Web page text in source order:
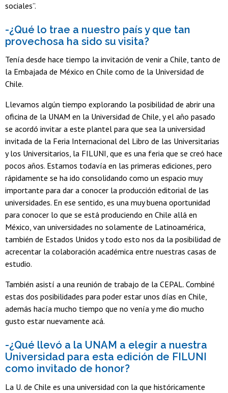
sociales”.
-¿Qué lo trae a nuestro país y que tan
provechosa ha sido su visita?
Tenía desde hace tiempo la invitación de venir a Chile, tanto de
la Embajada de México en Chile como de la Universidad de
Chile.
Llevamos algún tiempo explorando la posibilidad de abrir una
oficina de la UNAM en la Universidad de Chile, y el año pasado
se acordó invitar a este plantel para que sea la universidad
invitada de la Feria Internacional del Libro de las Universitarias
y los Universitarios, la FILUNI, que es una feria que se creó hace
pocos años. Estamos todavía en las primeras ediciones, pero
rápidamente se ha ido consolidando como un espacio muy
importante para dar a conocer la producción editorial de las
universidades. En ese sentido, es una muy buena oportunidad
para conocer lo que se está produciendo en Chile allá en
México, van universidades no solamente de Latinoamérica,
también de Estados Unidos y todo esto nos da la posibilidad de
acrecentar la colaboración académica entre nuestras casas de
estudio.
También asistí a una reunión de trabajo de la CEPAL. Combiné
estas dos posibilidades para poder estar unos días en Chile,
además hacía mucho tiempo que no venía y me dio mucho
gusto estar nuevamente acá.
-¿Qué llevó a la UNAM a elegir a nuestra
Universidad para esta edición de FILUNI
como invitado de honor?
La U. de Chile es una universidad con la que históricamente